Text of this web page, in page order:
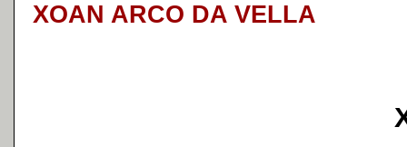
XOAN ARCO DA VELLA